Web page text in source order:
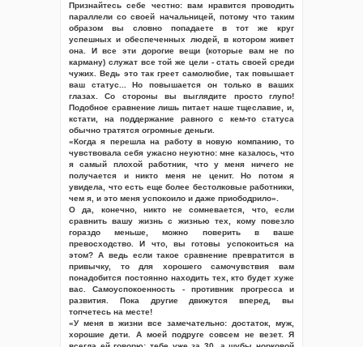
Признайтесь себе честно: вам нравится проводить
параллели со своей начальницей, потому что таким
образом вы словно попадаете в тот же круг
успешных и обеспеченных людей, в котором живет
она. И все эти дорогие вещи (которые вам не по
карману) служат все той же цели - стать своей среди
чужих. Ведь это так греет самолюбие, так повышает
ваш статус... Но повышается он только в ваших
глазах. Со стороны вы выглядите просто глупо!
Подобное сравнение лишь питает наше тщеславие, и,
кстати, на поддержание равного с кем-то статуса
обычно тратятся огромные деньги.
«Когда я перешла на работу в новую компанию, то
чувствовала себя ужасно неуютно: мне казалось, что
я самый плохой работник, что у меня ничего не
получается и никто меня не ценит. Но потом я
увидела, что есть еще более бестолковые работники,
чем я, и это меня успокоило и даже приободрило».
О да, конечно, никто не сомневается, что, если
сравнить вашу жизнь с жизнью тех, кому повезло
гораздо меньше, можно поверить в ваше
превосходство. И что, вы готовы успокоиться на
этом? А ведь если такое сравнение превратится в
привычку, то для хорошего самочувствия вам
понадобится постоянно находить тех, кто будет хуже
вас. Самоуспокоенность - противник прогресса и
развития. Пока другие движутся вперед, вы
топчетесь на месте!
«У меня в жизни все замечательно: достаток, муж,
хорошие дети. А моей подруге совсем не везет. Я